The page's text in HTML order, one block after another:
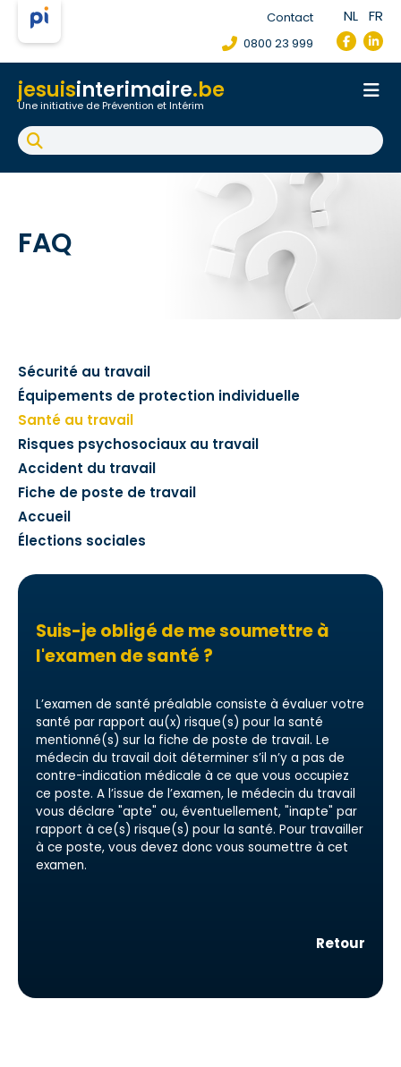
Contact
0800 23 999
NL FR
jesuisinterimaire.be
Une initiative de Prévention et Intérim
Accueil
Fiche de poste de travail
Accident du travail
FAQ
Sécurité au travail
Équipements de protection individuelle
Santé au travail
Risques psychosociaux au travail
Accident du travail
Fiche de poste de travail
Accueil
Élections sociales
Suis-je obligé de me soumettre à
l'examen de santé ?
L’examen de santé préalable consiste à évaluer votre
santé par rapport au(x) risque(s) pour la santé
mentionné(s) sur la fiche de poste de travail. Le
médecin du travail doit déterminer s’il n’y a pas de
contre-indication médicale à ce que vous occupiez
ce poste. A l’issue de l’examen, le médecin du travail
vous déclare "apte" ou, éventuellement, "inapte" par
rapport à ce(s) risque(s) pour la santé. Pour travailler
à ce poste, vous devez donc vous soumettre à cet
examen.
Retour